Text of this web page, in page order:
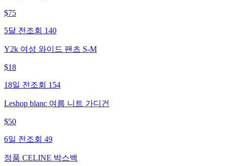
$75
5달 전 조회 140
Y2k 여성 와이드 팬츠 S-M
$18
18일 전 조회 154
Leshop blanc 여름 니트 가디건
$50
6일 전 조회 49
정품 CELINE 박스백